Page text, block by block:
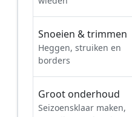
Snoeien & trimmen
Heggen, struiken en
borders
Groot onderhoud
Seizoensklaar maken,